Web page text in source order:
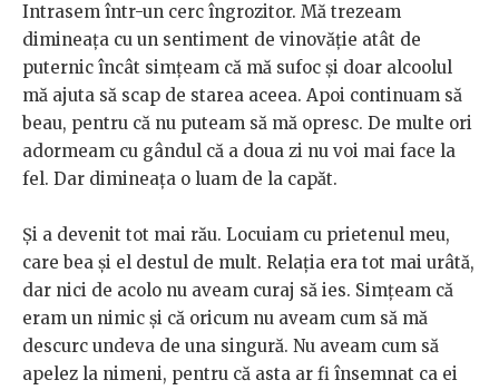
Intrasem într-un cerc îngrozitor. Mă trezeam
dimineața cu un sentiment de vinovăție atât de
puternic încât simțeam că mă sufoc și doar alcoolul
mă ajuta să scap de starea aceea. Apoi continuam să
beau, pentru că nu puteam să mă opresc. De multe ori
adormeam cu gândul că a doua zi nu voi mai face la
fel. Dar dimineața o luam de la capăt.
Și a devenit tot mai rău. Locuiam cu prietenul meu,
care bea și el destul de mult. Relația era tot mai urâtă,
dar nici de acolo nu aveam curaj să ies. Simțeam că
eram un nimic și că oricum nu aveam cum să mă
descurc undeva de una singură. Nu aveam cum să
apelez la nimeni, pentru că asta ar fi însemnat ca ei